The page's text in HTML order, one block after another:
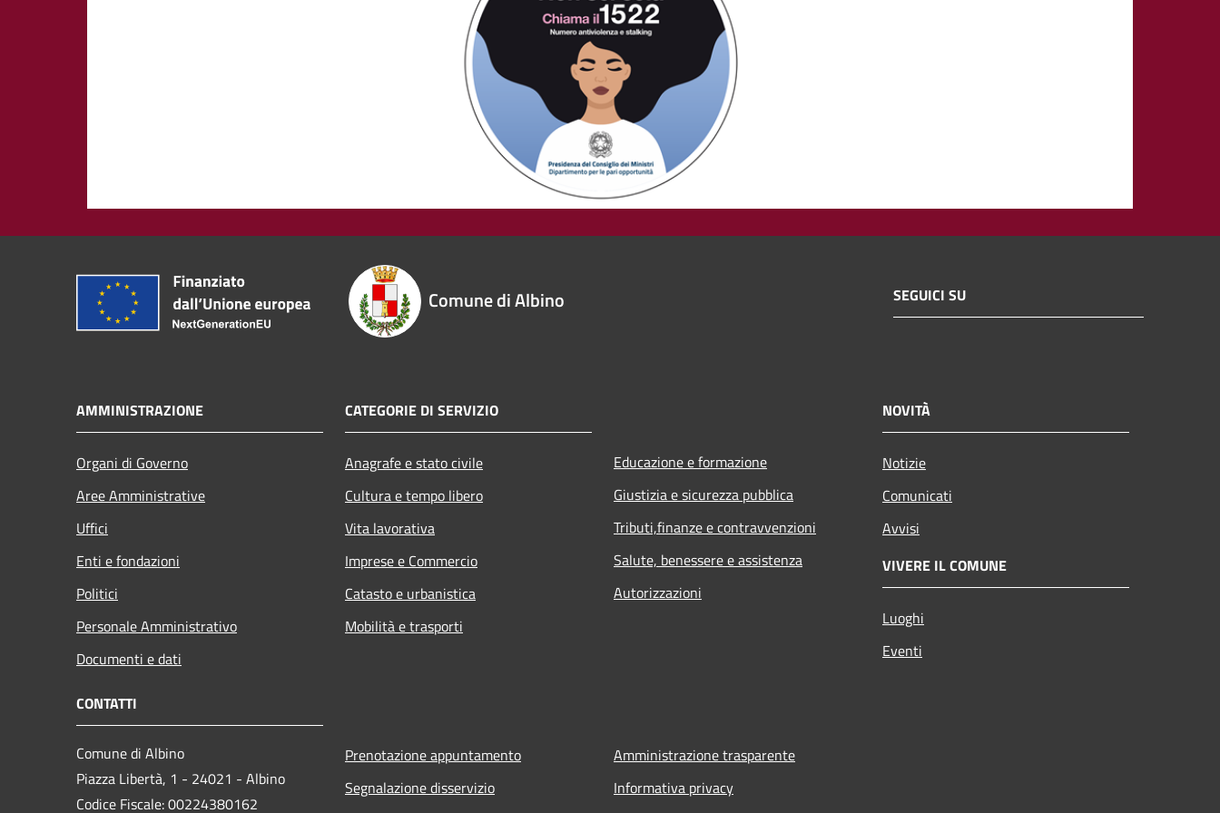
Comune di Albino SEGUICI SU
AMMINISTRAZIONE
Organi di Governo
Aree Amministrative
Uffici
Enti e fondazioni
Politici
Personale Amministrativo
Documenti e dati
CATEGORIE DI SERVIZIO
Anagrafe e stato civile
Cultura e tempo libero
Vita lavorativa
Imprese e Commercio
Catasto e urbanistica
Mobilità e trasporti
Educazione e formazione
Giustizia e sicurezza pubblica
Tributi,finanze e contravvenzioni
Salute, benessere e assistenza
Autorizzazioni
NOVITÀ
Notizie
Comunicati
Avvisi
VIVERE IL COMUNE
Luoghi
Eventi
CONTATTI
Comune di Albino
Piazza Libertà, 1 - 24021 - Albino
Codice Fiscale: 00224380162
Prenotazione appuntamento
Segnalazione disservizio
Amministrazione trasparente
Informativa privacy